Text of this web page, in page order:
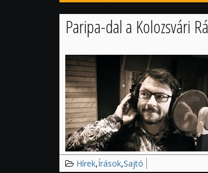
megtartó erőről, és arról: hogyan
két oldalának összekötésében?
A stúdióbeszélgetés felvétele
Paripa-dal a Kolozsvári
Hírek,Írások,Sajtó